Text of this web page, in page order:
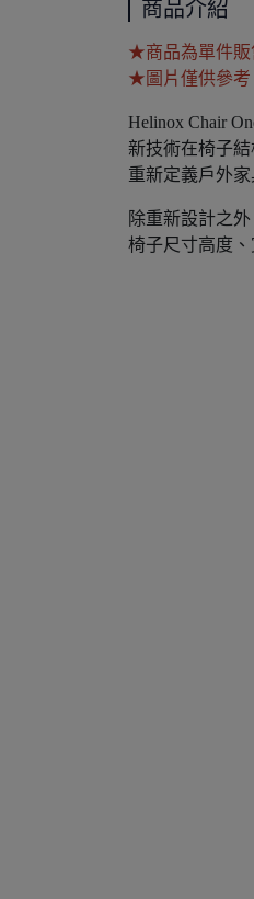
商品介紹
★商品為單件販
★圖片僅供參考
Helinox Chair
新技術在椅子
重新定義戶外
除重新設計之
椅子尺寸高度